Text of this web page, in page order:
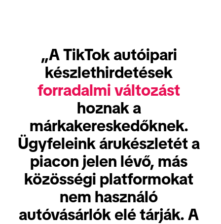
„A TikTok autóipari
forradalmi változást
hoznak a
márkakereskedőknek.
Ügyfeleink árukészletét a
piacon jelen lévő, más
közösségi platformokat
nem használó
autóvásárlók elé tárják. A